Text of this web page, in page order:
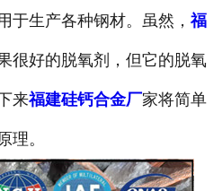
于生产各种钢材。虽然， 福
很好的脱氧剂，但它的脱氧
来福建硅钙合金厂家将简单
理。